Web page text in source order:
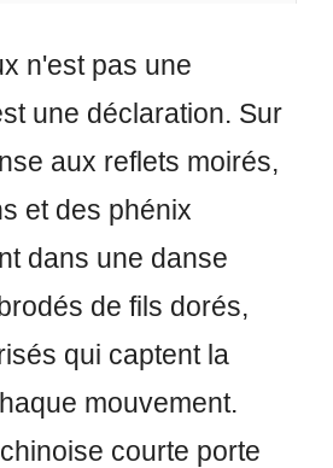
n'est pas une
une déclaration. Sur
aux reflets moirés,
et des phénix
dans une danse
de fils dorés,
qui captent la
mouvement.
courte porte